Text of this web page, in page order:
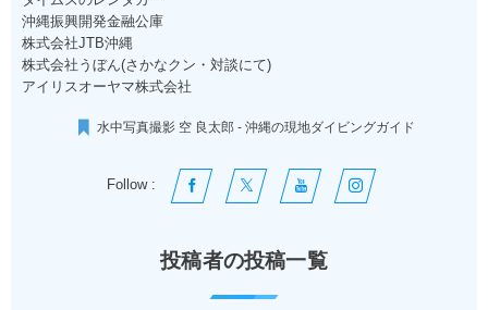
沖縄振興開発金融公庫
株式会社JTB沖縄
株式会社うぼん(さかなクン・対談にて)
アイリスオーヤマ株式会社
水中写真撮影 空 良太郎 - 沖縄の現地ダイビングガイド
Follow :
投稿者の投稿一覧